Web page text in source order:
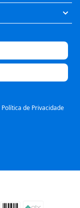
Política de Privacidade